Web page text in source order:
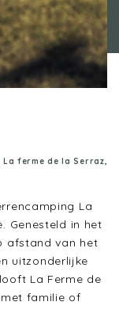
ferme de la Serraz,
La
Genesteld in het
afstand van het
uitzonderlijke
La Ferme de
familie of